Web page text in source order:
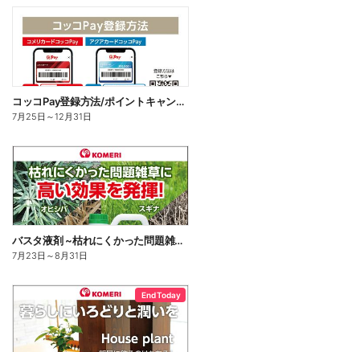
コッコPay登録方法/ポイントキャンペーン応募方法
7月25日 ～12月31日
バスタ液剤 ~枯れにくかった問題雑草に高い効果を発揮!~
7月23日 ～8月31日
End Today